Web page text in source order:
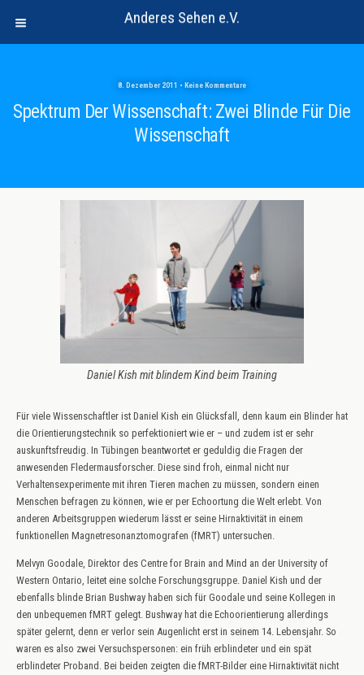
Anderes Sehen e.V.
8. Dezember 2011 • Keine Kommentare
Spektrum Der Wissenschaft: Zwei Blinde Für Die
Wissenschaft
Daniel Kish mit blindem Kind beim Training
Für viele Wissenschaftler ist Daniel Kish ein Glücksfall, denn kaum ein Blinder hat
die Orientierungstechnik so perfektioniert wie er – und zudem ist er sehr
auskunftsfreudig. In Tübingen beantwortet er geduldig die Fragen der
anwesenden Fledermausforscher. Diese sind froh, einmal nicht nur
Verhaltensexperimente mit ihren Tieren machen zu müssen, sondern einen
Menschen befragen zu können, wie er per Echoortung die Welt erlebt. Von
anderen Arbeitsgruppen wiederum lässt er seine Hirnaktivität in einem
funktionellen Magnetresonanztomografen (fMRT) untersuchen.
Melvyn Goodale, Direktor des Centre for Brain and Mind an der University of
Western Ontario, leitet eine solche Forschungsgruppe. Daniel Kish und der
ebenfalls blinde Brian Bushway haben sich für Goodale und seine Kollegen in
den unbequemen fMRT gelegt. Bushway hat die Echoorientierung allerdings
später gelernt, denn er verlor sein Augenlicht erst in seinem 14. Lebensjahr. So
waren es also zwei Versuchspersonen: ein früh erblindeter und ein spät
erblindeter Proband. Bei beiden zeigten die fMRT-Bilder eine Hirnaktivität nicht